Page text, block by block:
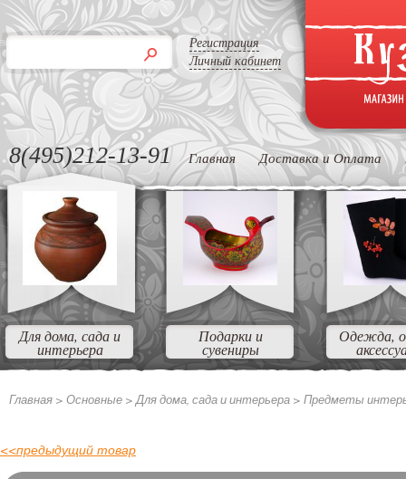
Регистрация
Личный кабинет
8(495)212-13-91 Главная Доставка и Оплата
Для дома, сада и
интерьера
Подарки и
сувениры
Одежда,
Главная > Основные >Для дома, сада и интерьера > Предметы
<<предыдущий товар